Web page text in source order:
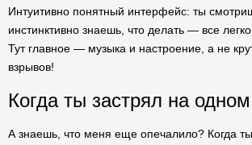
Интуитивно понятный интерфейс: ты
инстинктивно знаешь, что делать — все
Тут главное — музыка и настроение, а не
взрывов!
Когда ты застрял на
А знаешь, что меня еще опечалило? Когда